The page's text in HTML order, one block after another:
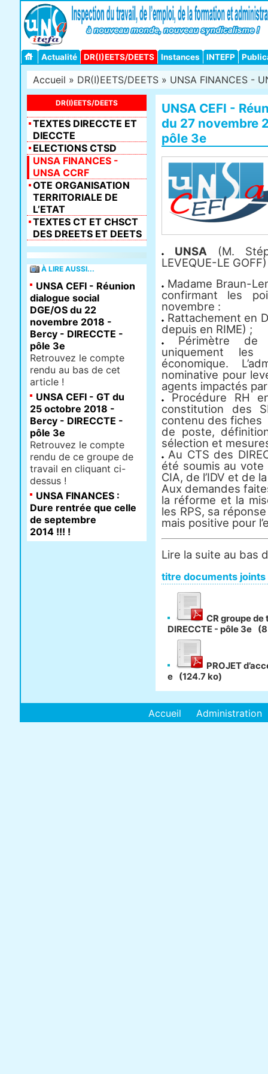
Actualité DR(I)EETS/DEETS Instances INTEFP
Accueil » DR(I)EETS/DEETS » UNSA FINANCES -
UNSA CEFI -
du 27 novembre
pôle 3e
UNSA (M.
LEVEQUE-LE GOFF)
Madame Braun-
confirmant les
novembre :
Rattachement en
depuis en RIME) ;
Périmètre de
uniquement les
économique.
nominative pour
agents impactés
Procédure RH
constitution des
contenu des fiches
de poste,
sélection et
Au CTS des
été soumis au
CIA, de l’IDV et de
Aux demandes
la réforme et la
les RPS, sa
mais positive pour
Lire la suite au bas
titre documents joints
CR groupe de
DIRECCTE - pôle 3e
PROJET
e
(124.7 ko)
DR(I)EETS/DEETS
TEXTES DIRECCTE ET
DIECCTE
ELECTIONS CTSD
UNSA FINANCES -
UNSA CCRF
OTE ORGANISATION
TERRITORIALE DE
L’ETAT
TEXTES CT ET CHSCT
DES DREETS ET DEETS
À LIRE AUSSI...
UNSA CEFI - Réunion
dialogue social
DGE/OS du 22
novembre 2018 -
Bercy - DIRECCTE -
pôle 3e
Retrouvez le compte
rendu au bas de cet
article !
UNSA CEFI - GT du
25 octobre 2018 -
Bercy - DIRECCTE -
pôle 3e
Retrouvez le compte
rendu de ce groupe de
travail en cliquant ci-
dessus !
UNSA FINANCES :
Dure rentrée que celle
de septembre
2014 !!! !
Accueil Administration